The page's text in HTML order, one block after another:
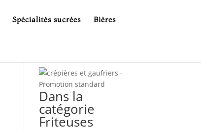
Spécialités sucrées Bières
Dans la
catégorie
Friteuses